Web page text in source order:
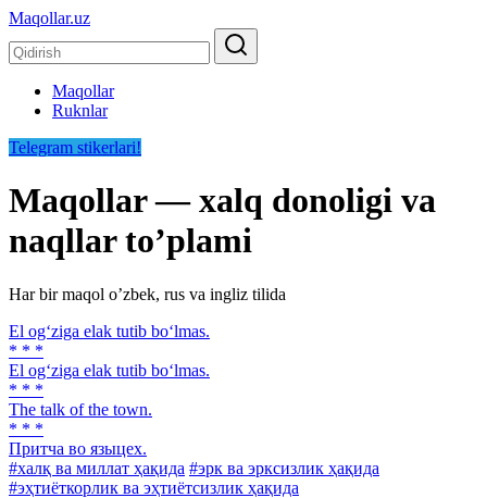
Maqollar.uz
Maqollar
Ruknlar
Telegram stikerlari!
Maqollar — xalq donoligi va
naqllar toʼplami
Har bir maqol oʼzbek, rus va ingliz tilida
El og‘ziga elak tutib bo‘lmas.
* * *
El og‘ziga elak tutib bo‘lmas.
* * *
The talk of the town.
* * *
Притча во языцех.
#халқ ва миллат ҳақида #эрк ва эрксизлик ҳақида
#эҳтиёткорлик ва эҳтиётсизлик ҳақида